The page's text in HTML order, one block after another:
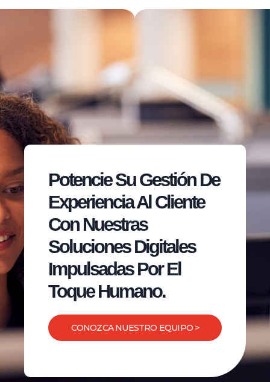
Potencie Su Gestión De
Experiencia Al Cliente
Con Nuestras
Soluciones Digitales
Impulsadas Por El
Toque Humano.
CONOZCA NUESTRO EQUIPO >